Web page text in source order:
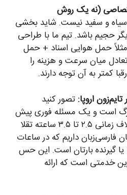
(نه یک روش
و سفید نیست. شاید بخشی
حجیم باشد. تیم ما با طراحی
حمل هوایی اسناد + حمل
تعادل میان سرعت و هزینه را
کمتر به آن توجه دارند.
اروپا: تصور کنید
است و یک مسئله فوری پیش
آمده. نیازی نیست با اختلاف زمانی ۲.۵ تا ۳.۵ ساعته تقلا
فارسی‌زبان داریم که در ساعات
یا گیرنده بارتان است. این حس
خدمتی است که ارائه